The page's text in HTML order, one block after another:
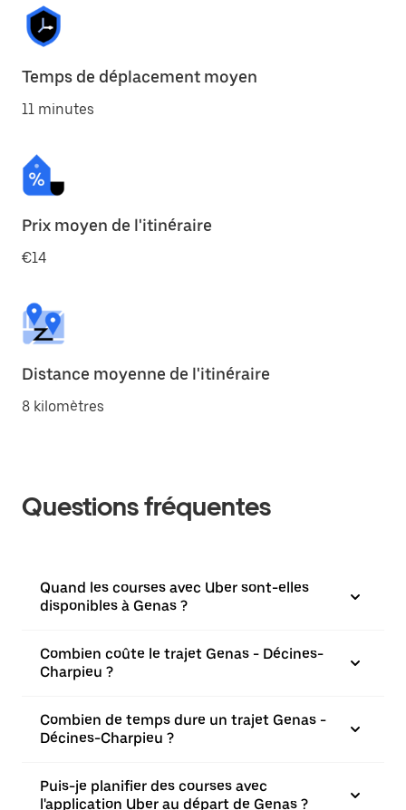
Temps de déplacement moyen
11 minutes
Prix moyen de l'itinéraire
€14
Distance moyenne de l'itinéraire
8 kilomètres
Questions fréquentes
Quand les courses avec Uber sont-elles
disponibles à Genas ?
Combien coûte le trajet Genas - Décines-
Charpieu ?
Combien de temps dure un trajet Genas -
Décines-Charpieu ?
Puis-je planifier des courses avec
l'application Uber au départ de Genas ?